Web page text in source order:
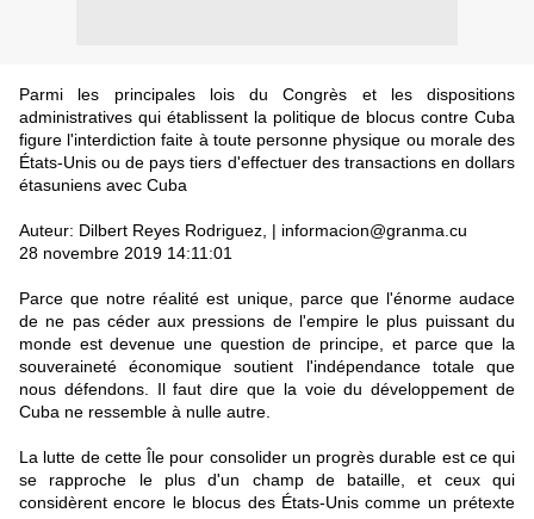
Parmi les principales lois du Congrès et les dispositions
administratives qui établissent la politique de blocus contre Cuba
figure l'interdiction faite à toute personne physique ou morale des
États-Unis ou de pays tiers d'effectuer des transactions en dollars
étasuniens avec Cuba
Auteur: Dilbert Reyes Rodriguez, | informacion@granma.cu
28 novembre 2019 14:11:01
Parce que notre réalité est unique, parce que l'énorme audace
de ne pas céder aux pressions de l'empire le plus puissant du
monde est devenue une question de principe, et parce que la
souveraineté économique soutient l'indépendance totale que
nous défendons. Il faut dire que la voie du développement de
Cuba ne ressemble à nulle autre.
La lutte de cette Île pour consolider un progrès durable est ce qui
se rapproche le plus d'un champ de bataille, et ceux qui
considèrent encore le blocus des États-Unis comme un prétexte